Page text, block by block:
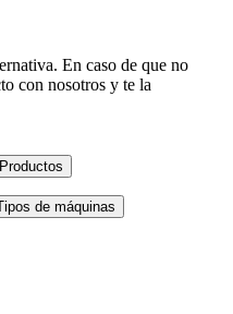
En caso de que no
con nosotros y te la
Productos
de máquinas